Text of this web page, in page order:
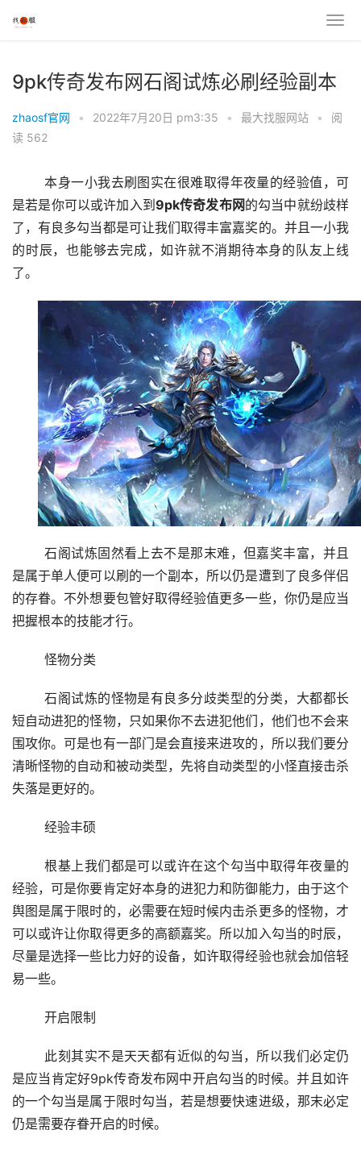
9pk传奇发布网石阁试炼必刷经验副本
zhaosf官网 • 2022年7月20日 pm3:35 • 最大找服网站 •
阅
读 562
	本身一小我去刷图实在很难取得年夜量的经验值，可
是若是你可以或许加入到 9pk传奇发布网的勾当中就纷歧样
了，有良多勾当都是可让我们取得丰富嘉奖的。并且一小我
的时辰，也能够去完成，如许就不消期待本身的队友上线
了。
	石阁试炼固然看上去不是那末难，但嘉奖丰富，并且
是属于单人便可以刷的一个副本，所以仍是遭到了良多伴侣
的存眷。不外想要包管好取得经验值更多一些，你仍是应当
把握根本的技能才行。
	怪物分类
	石阁试炼的怪物是有良多分歧类型的分类，大都都长
短自动进犯的怪物，只如果你不去进犯他们，他们也不会来
围攻你。可是也有一部门是会直接来进攻的，所以我们要分
清晰怪物的自动和被动类型，先将自动类型的小怪直接击杀
失落是更好的。
	经验丰硕
	根基上我们都是可以或许在这个勾当中取得年夜量的
经验，可是你要肯定好本身的进犯力和防御能力，由于这个
舆图是属于限时的，必需要在短时候内击杀更多的怪物，才
可以或许让你取得更多的高额嘉奖。所以加入勾当的时辰，
尽量是选择一些比力好的设备，如许取得经验也就会加倍轻
易一些。
	开启限制
是应当肯定好9pk传奇发布网中开启勾当的时候。并且如许
的一个勾当是属于限时勾当，若是想要快速进级，那末必定
仍是需要存眷开启的时候。